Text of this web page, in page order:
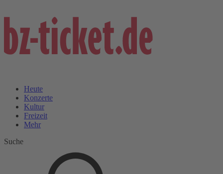
Heute
Konzerte
Kultur
Freizeit
Mehr
Suche